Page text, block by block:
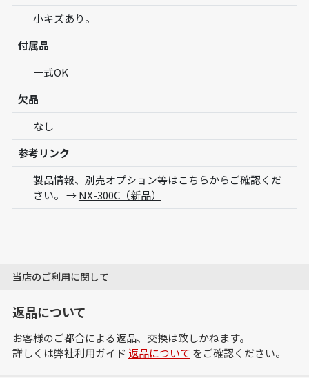
小キズあり。
付属品
一式OK
欠品
なし
参考リンク
製品情報、別売オプション等はこちらからご確認くだ
さい。 →NX-300C（新品）
当店のご利用に関して
返品について
お客様のご都合による返品、交換は致しかねます。
詳しくは弊社利用ガイド 返品について をご確認ください。